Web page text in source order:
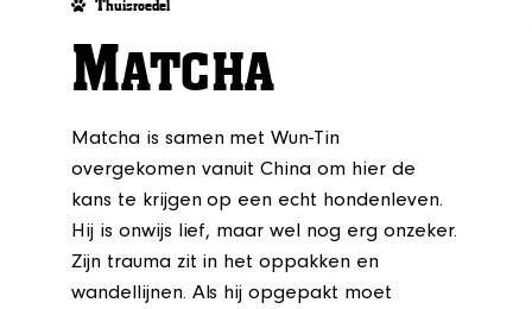
huisroedel
MATCHA
Matcha is samen met Wun-Tin
overgekomen vanuit China om hier de
kans te krijgen op een echt hondenleven.
Hij is onwijs lief, maar wel nog erg onzeker.
Zijn trauma zit in het oppakken en
wandellijnen. Als hij opgepakt moet